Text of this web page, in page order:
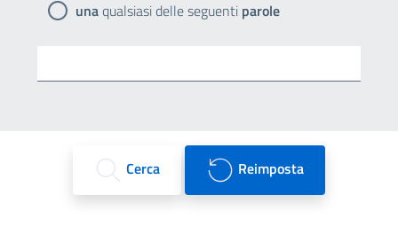
unaqualsiasi delle seguenti parole
Cerca Reimposta